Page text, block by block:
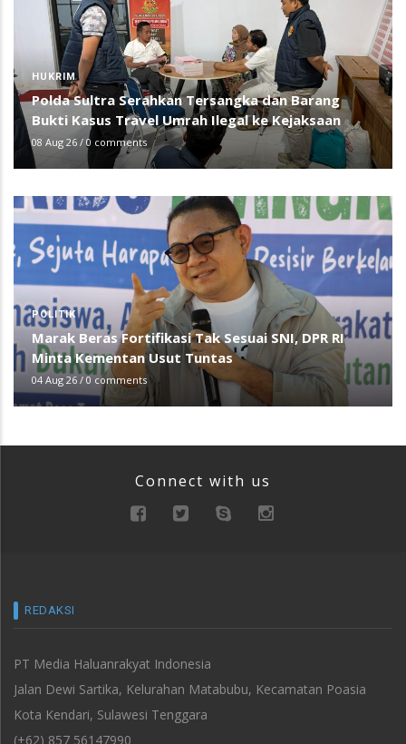
HUKRIM
Polda Sultra Serahkan Tersangka dan Barang
Bukti Kasus Travel Umrah Ilegal ke Kejaksaan
08 Aug 26 / 0 comments
POLITIK
Marak Beras Fortifikasi Tak Sesuai SNI, DPR RI
Minta Kementan Usut Tuntas
04 Aug 26 / 0 comments
Connect with us
REDAKSI
PT Media Haluanrakyat Indonesia
Jalan Dewi Sartika, Kelurahan Matabubu, Kecamatan Poasia
Kota Kendari, Sulawesi Tenggara
(+62) 857 56147990